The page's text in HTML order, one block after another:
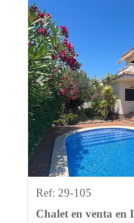
Previous
Ref: 29-105
Chalet en venta en